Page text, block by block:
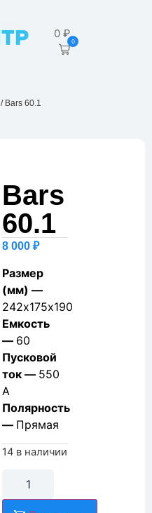
0₽
0
/ Bars 60.1
Bars
60.1
8 000 ₽
Размер
(мм) —
242х175х190
Емкость
— 60
Пусковой
ток — 550
А
Полярность
— Прямая
14 в наличии